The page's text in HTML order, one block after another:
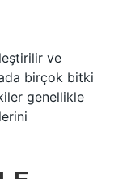
ve
birçok bitki
genellikle